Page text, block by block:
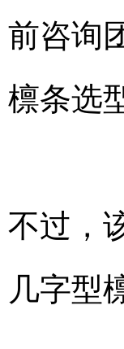
前咨询
檩条选
不过，
几字型